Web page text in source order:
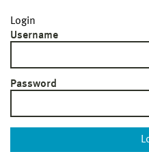
Login
Username
Password